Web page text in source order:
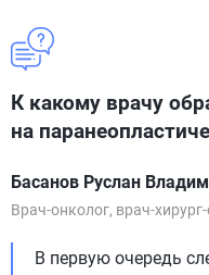
К какому врачу
на
Басанов Руслан
Врач-онколог, врач-
В первую очередь